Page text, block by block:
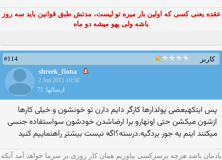
عقده یعنی کسی که اولین بار میره تو لیست، مدتش طبق قوانین باید سه روز
باشه ولی یهو میشه دو ماه
کاربر
#114
shreek_fiona
2 Jun 2011 19:58
ارسالها: 71
پس اینكهبعضی پولدارها كارگر دایم دارن تو خونشون و خیلی كارها
ازشون میكشن حتی اونهارو برا ارضاشدن خودشون سواستفاده جنسی
میكنند اینم یه جور بردگیه.درسته؟اگه نیست بیشتر راهنماییم كنید
یادمان باشد هرچه برسرکسی بیاوریم همان کار روزی بر سرما خواهد آمد آنکه